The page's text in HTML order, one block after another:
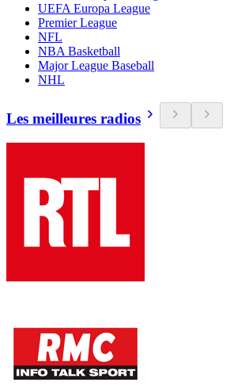
UEFA Europa League
Premier League
NFL
NBA Basketball
Major League Baseball
NHL
Les meilleures radios